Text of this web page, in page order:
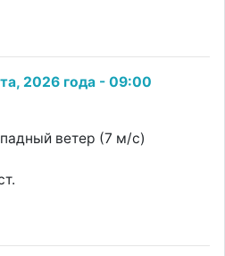
2026 года - 09:00
ветер (7 м/с)